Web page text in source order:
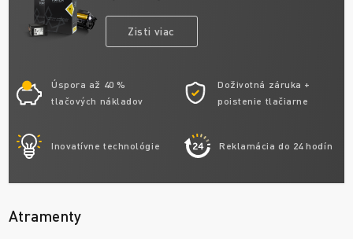
Zisti viac
Úspora až 40 %
tlačových nákladov
Doživotná záruka +
poistenie tlačiarne
Inovatívne technológie Reklamácia do 24 hodín
Atramenty